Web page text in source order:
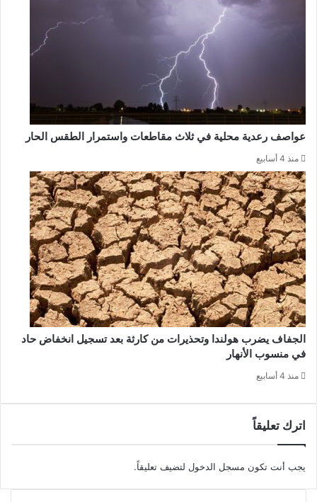
عواصف رعدية محلية في ثلاث مقاطعات واستمرار الطقس الحار
منذ 4 أسابيع
الجفاف يضرب هولندا وتحذيرات من كارثة بعد تسجيل انخفاض حاد
في منسوب الأنهار
منذ 4 أسابيع
اترك تعليقاً
يجب أنت تكون مسجل الدخول لتضيف تعليقاً.